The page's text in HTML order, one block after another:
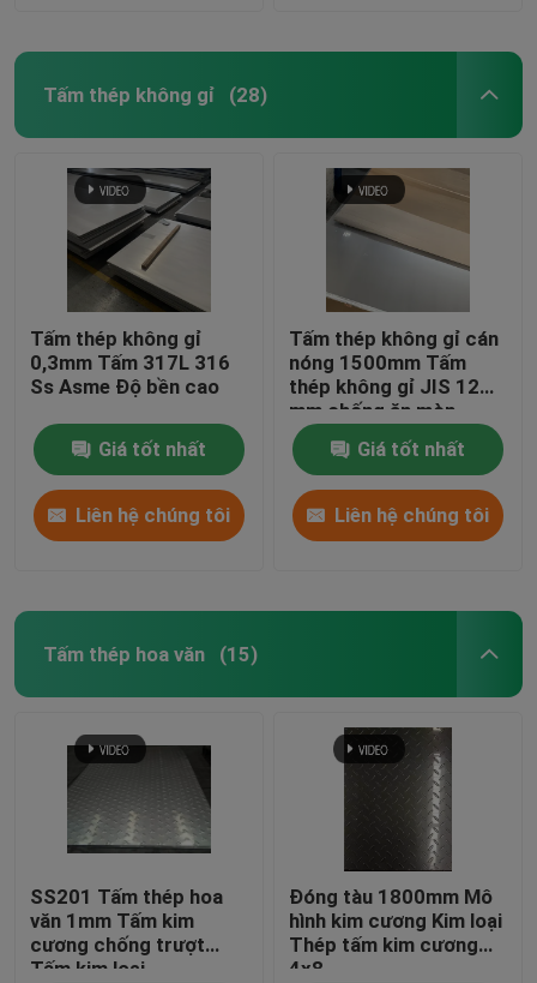
Tấm thép không gỉ (28)
Tấm thép không gỉ
0,3mm Tấm 317L 316
Ss Asme Độ bền cao
Giá tốt nhất
Liên hệ chúng tôi
Tấm thép không gỉ cán
nóng 1500mm Tấm
thép không gỉ JIS 12
mm chống ăn mòn
Giá tốt nhất
Liên hệ chúng tôi
Tấm thép hoa văn (15)
SS201 Tấm thép hoa
văn 1mm Tấm kim
cương chống trượt
Tấm kim loại
Đóng tàu 1800mm Mô
hình kim cương Kim loại
Thép tấm kim cương
4x8